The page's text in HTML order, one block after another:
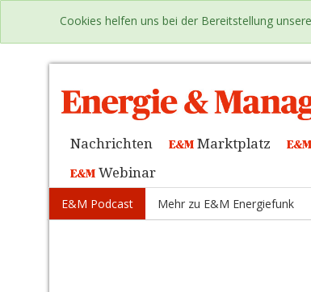
Cookies helfen uns bei der Bereitstellung
Nachrichten Marktplatz
Webinar
E&M Podcast Mehr zu E&M Energiefunk